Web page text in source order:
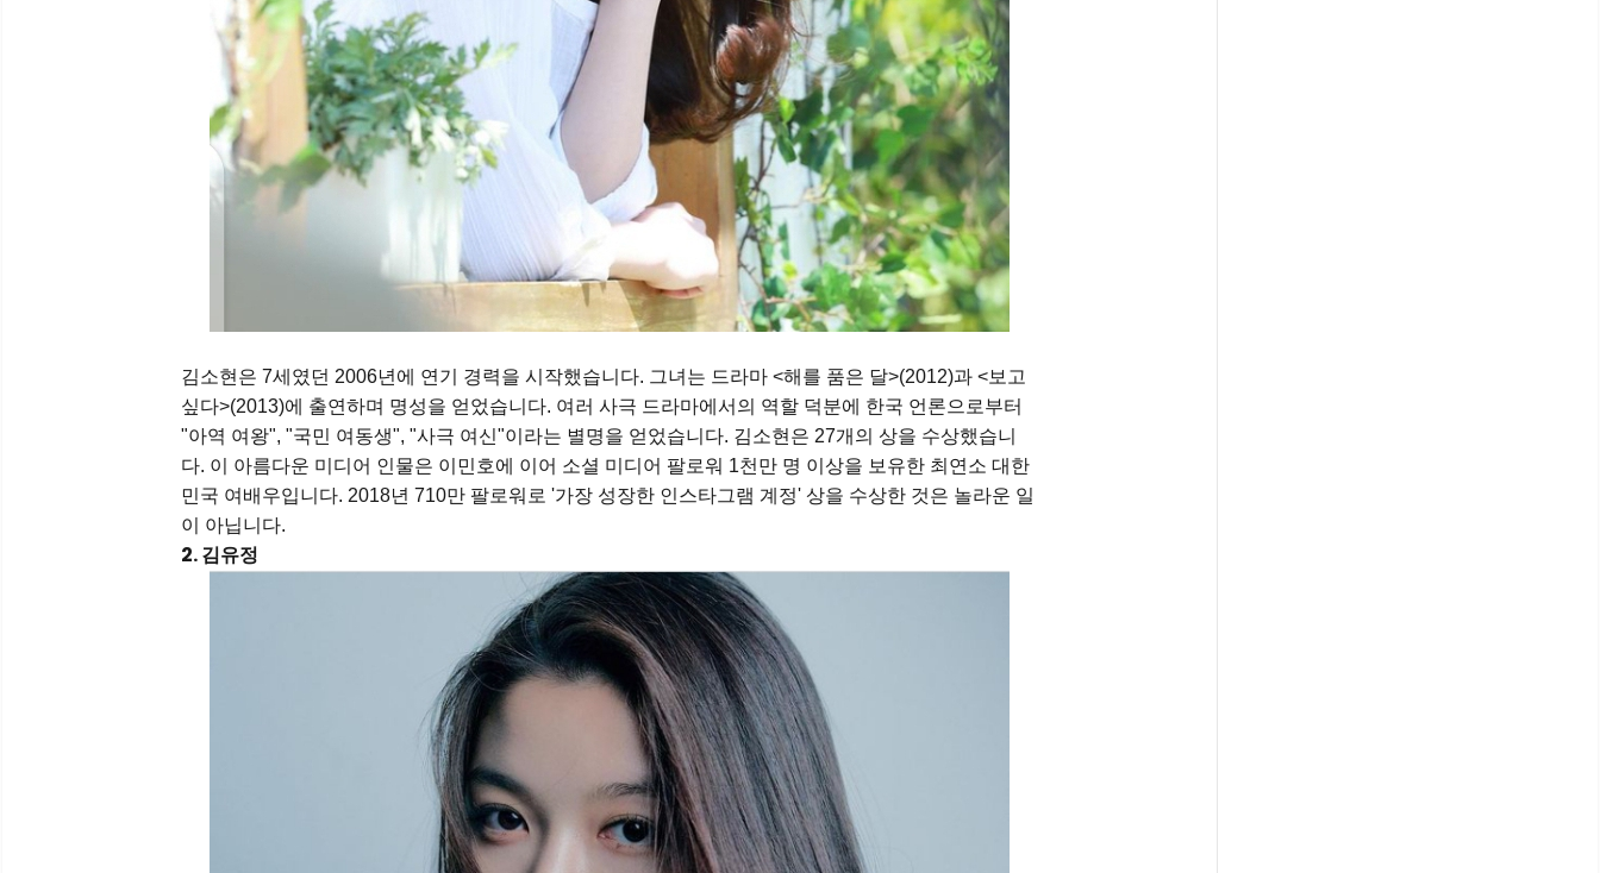
김소현은 7세였던 2006년에 연기 경력을 시작했습니다. 그녀는 드라마 <해를 품은 달>(2012)과 <보고
싶다>(2013)에 출연하며 명성을 얻었습니다. 여러 사극 드라마에서의 역할 덕분에 한국 언론으로부터
"아역 여왕", "국민 여동생", "사극 여신"이라는 별명을 얻었습니다. 김소현은 27개의 상을 수상했습니
다. 이 아름다운 미디어 인물은 이민호에 이어 소셜 미디어 팔로워 1천만 명 이상을 보유한 최연소 대한
민국 여배우입니다. 2018년 710만 팔로워로 '가장 성장한 인스타그램 계정' 상을 수상한 것은 놀라운 일
이 아닙니다.
2. 김유정